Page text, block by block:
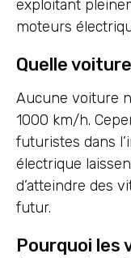
exploitant
moteurs
Quelle
Aucune voiture
1000 km/h.
futuristes dans
électrique
d’atteindre des
futur.
Pourquoi les